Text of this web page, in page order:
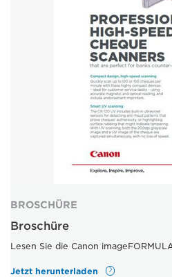
BROSCHÜRE
Broschüre
Lesen Sie die Canon
Jetzt herunterladen